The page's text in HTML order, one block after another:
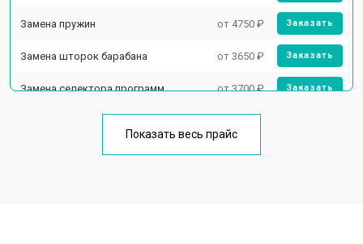
Замена пружин от 4750 ₽ Заказать
Замена шторок барабана от 3650 ₽ Заказать
Замена селектора программ от 3700 ₽ Заказать
Замена опоры бака от 2800 ₽
Показать весь прайс